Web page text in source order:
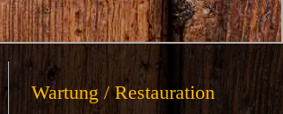
Wartung / Restauration